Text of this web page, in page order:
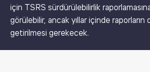
için TSRS sürdürülebilirlik
görülebilir, ancak yıllar içinde raporların
getirilmesi gerekecek.